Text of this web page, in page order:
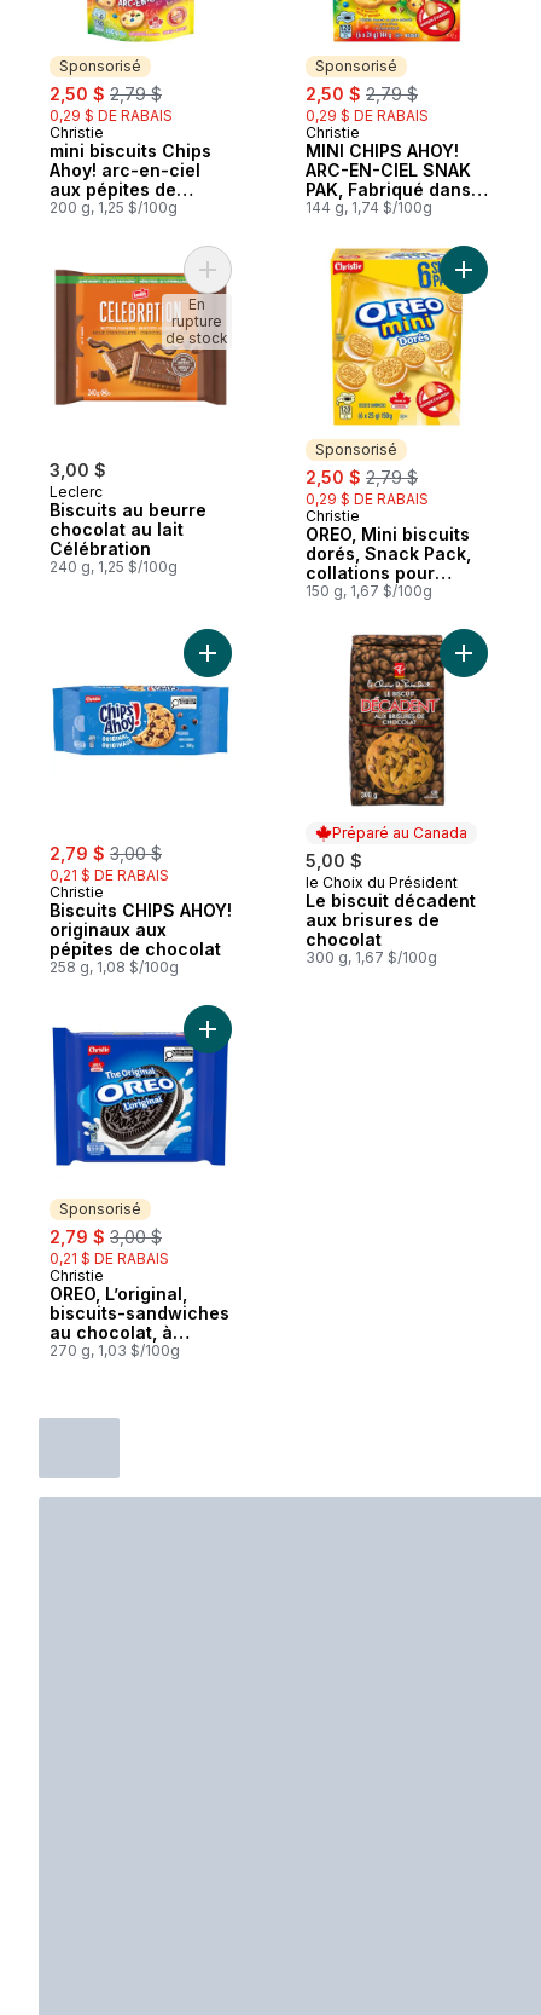
Sponsorisé
sale:
2,50 $ , formerly:
2,79 $
0,29 $ DE RABAIS
Sponsorisé
Christie
mini biscuits Chips
Ahoy! arc-en-ciel
aux pépites de
chocolat
200 g, 1,25 $/100g
Sponsorisé
sale:
2,50 $ , formerly:
2,79 $
0,29 $ DE RABAIS
Sponsorisé
Christie
MINI CHIPS AHOY!
ARC-EN-CIEL SNAK
PAK, Fabriqué dans
une usine sans
144 g, 1,74 $/100g
3,00 $
Leclerc
Biscuits au beurre
chocolat au lait
Célébration
240 g, 1,25 $/100g
Ajouter Biscuits au beurre chocolat au
En
rupture
de stock
Sponsorisé
sale:
2,50 $ , formerly:
2,79 $
0,29 $ DE RABAIS
Sponsorisé
Christie
OREO, Mini biscuits
dorés, Snack Pack,
collations pour
l’école
150 g, 1,67 $/100g
Ajouter
sale:
2,79 $ , formerly:
3,00 $
0,21 $ DE RABAIS
Christie
Biscuits CHIPS AHOY!
originaux aux
pépites de chocolat
258 g, 1,08 $/100g
Ajouter Biscuits CHIPS AHOY! originaux
Préparé au Canada
5,00 $
Préparé au Canada
le Choix du Président
Le biscuit décadent
aux brisures de
chocolat
300 g, 1,67 $/100g
Ajouter
Sponsorisé
sale:
2,79 $ , formerly:
3,00 $
0,21 $ DE RABAIS
Sponsorisé
Christie
OREO, L’original,
biscuits-sandwiches
au chocolat, à
emporter, à grignoter
270 g, 1,03 $/100g
Ajouter OREO, L’original, biscuits-